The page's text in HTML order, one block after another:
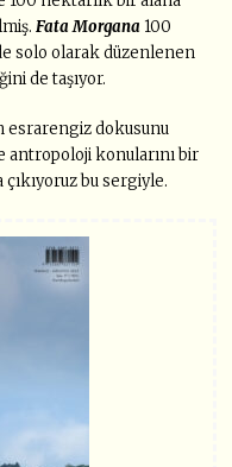
Fata Morgana 100
solo olarak düzenlenen
de taşıyor.
esrarengiz dokusunu
konularını bir
bu sergiyle.